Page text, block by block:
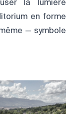
la lumière
en forme
— symbole